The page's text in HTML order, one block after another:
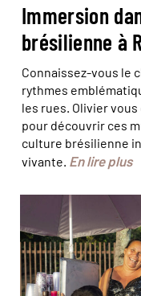
Immersion
brésilienne à
Connaissez-vous le
rythmes
les rues. Olivier
pour découvrir ces
culture brésilienne
vivante. En lire plus
© Marta Nascimento/